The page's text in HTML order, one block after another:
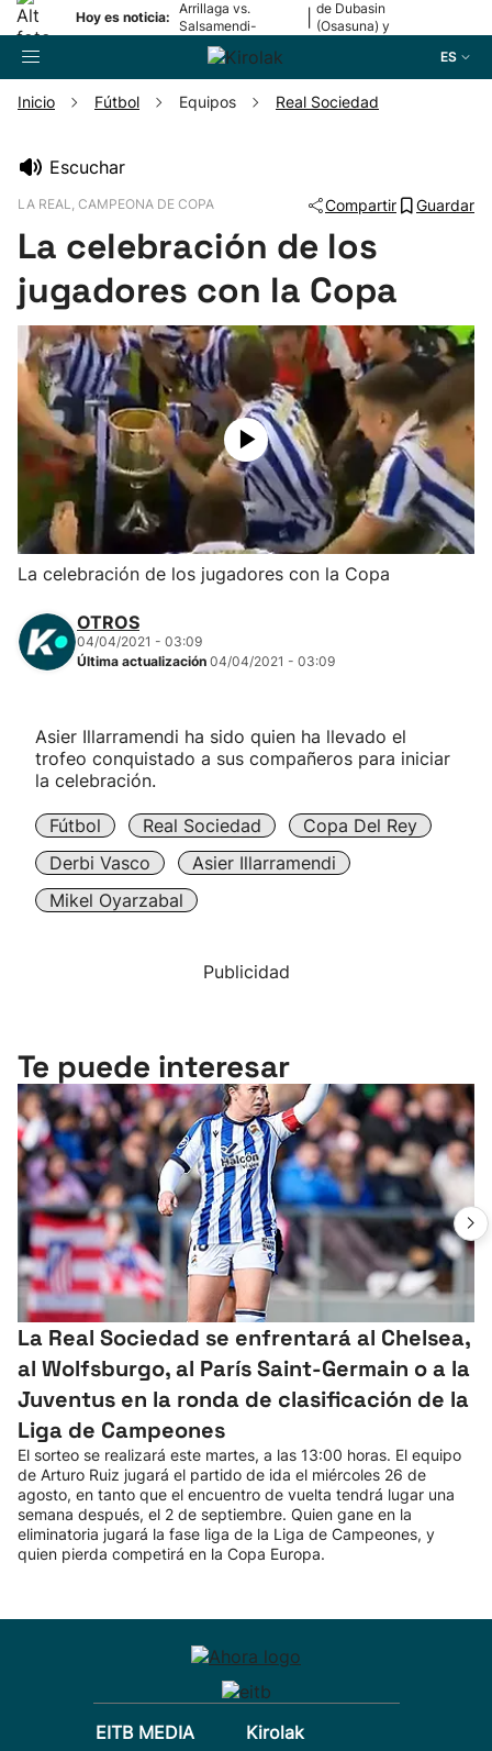
Hoy es noticia:
Arrillaga vs.
Salsamendi-
Bergara y Erasun
vs. Gaminde
de Dubasin
(Osasuna) y
ES
Pelota
Remo
Baloncesto
Ciclismo
Herri-kirolak
Balonmano
Kirolak 360
Carreras de montaña
Más deportes
"Helmuga"
Inicio Fútbol Equipos Real Sociedad
Escuchar
LA REAL, CAMPEONA DE COPA Compartir Guardar
La celebración de los
jugadores con la Copa
La celebración de los jugadores con la Copa
OTROS
04/04/2021 - 03:09
Última actualización 04/04/2021 - 03:09
Asier Illarramendi ha sido quien ha llevado el
trofeo conquistado a sus compañeros para iniciar
la celebración.
Fútbol Real Sociedad
Copa Del Rey
Derbi Vasco
Asier Illarramendi
Mikel Oyarzabal
Publicidad
Te puede interesar
La Real Sociedad se enfrentará al Chelsea,
al Wolfsburgo, al París Saint-Germain o a la
Juventus en la ronda de clasificación de la
Liga de Campeones
El sorteo se realizará este martes, a las 13:00 horas. El equipo
de Arturo Ruiz jugará el partido de ida el miércoles 26 de
agosto, en tanto que el encuentro de vuelta tendrá lugar una
semana después, el 2 de septiembre. Quien gane en la
eliminatoria jugará la fase liga de la Liga de Campeones, y
quien pierda competirá en la Copa Europa.
EITB MEDIA
Kirolak